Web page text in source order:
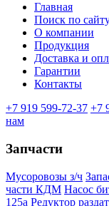
Меню
подвале
Главная
Поиск по
О компании
Продукция
Доставка и
Гарантии
Контакты
+7 919 599-72-37 +7
нам
Запчасти
Мусоровозы з/ч
части КДМ Насос
125а Редуктор